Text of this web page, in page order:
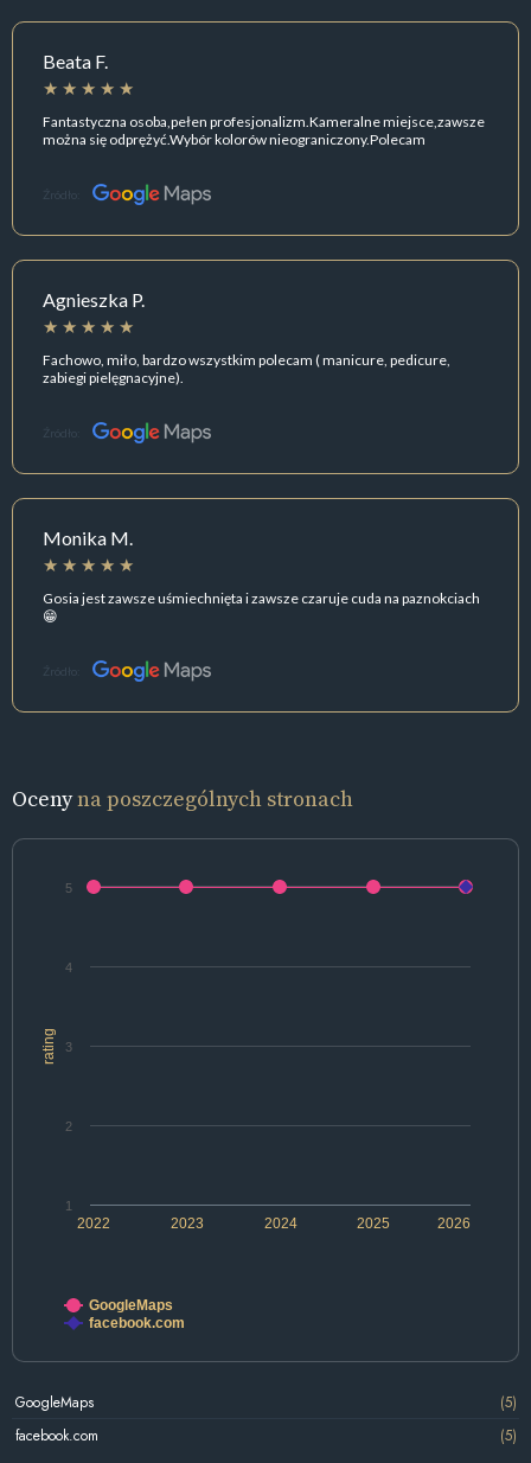
Beata F.
Fantastyczna osoba,pełen profesjonalizm.Kameralne miejsce,zawsze
można się odprężyć.Wybór kolorów nieograniczony.Polecam
Źródło:
Agnieszka P.
Fachowo, miło, bardzo wszystkim polecam ( manicure, pedicure,
zabiegi pielęgnacyjne).
Źródło:
Monika M.
Gosia jest zawsze uśmiechnięta i zawsze czaruje cuda na paznokciach
😁
Źródło:
Ocenyna poszczególnych stronach
rating
2022 2024 2026
2023 2025
1
2
3
4
5
GoogleMaps
facebook.com
GoogleMaps
(5)
facebook.com
(5)